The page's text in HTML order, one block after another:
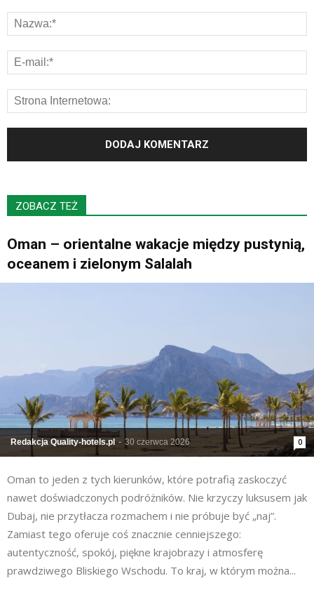
ZOBACZ TEŻ
Oman – orientalne wakacje między pustynią,
oceanem i zielonym Salalah
Redakcja Quality-hotels.pl - 30 czerwca 2026 0
Oman to jeden z tych kierunków, które potrafią zaskoczyć
nawet doświadczonych podróżników. Nie krzyczy luksusem jak
Dubaj, nie przytłacza rozmachem i nie próbuje być „naj”.
Zamiast tego oferuje coś znacznie cenniejszego:
autentyczność, spokój, piękne krajobrazy i atmosferę
prawdziwego Bliskiego Wschodu. To kraj, w którym można...